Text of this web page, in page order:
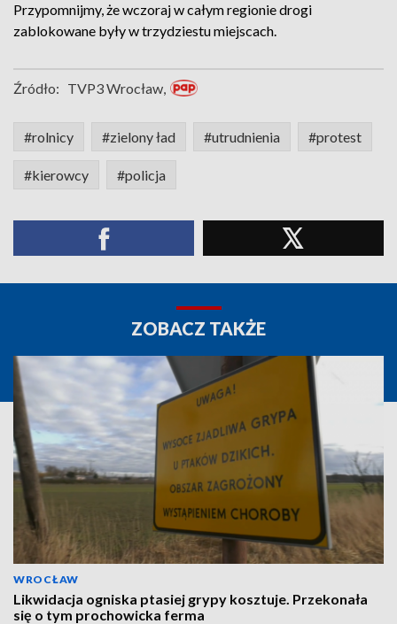
Przypomnijmy, że wczoraj w całym regionie drogi
zablokowane były w trzydziestu miejscach.
Źródło: TVP3 Wrocław,
#rolnicy #zielony ład #utrudnienia #protest
#kierowcy #policja
ZOBACZ TAKŻE
WROCŁAW
Likwidacja ogniska ptasiej grypy kosztuje. Przekonała
się o tym prochowicka ferma